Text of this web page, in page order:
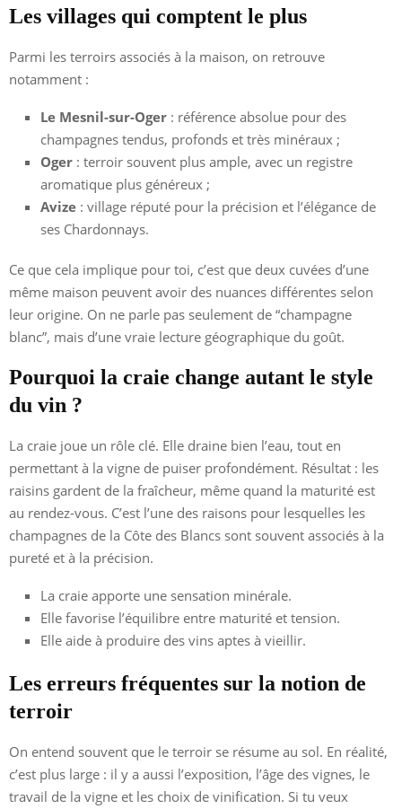
Les villages qui comptent le plus
Parmi les terroirs associés à la maison, on retrouve
notamment :
Le Mesnil-sur-Oger : référence absolue pour des
champagnes tendus, profonds et très minéraux ;
Oger : terroir souvent plus ample, avec un registre
aromatique plus généreux ;
Avize : village réputé pour la précision et l’élégance de
ses Chardonnays.
Ce que cela implique pour toi, c’est que deux cuvées d’une
même maison peuvent avoir des nuances différentes selon
leur origine. On ne parle pas seulement de “champagne
blanc”, mais d’une vraie lecture géographique du goût.
Pourquoi la craie change autant le style
du vin ?
La craie joue un rôle clé. Elle draine bien l’eau, tout en
permettant à la vigne de puiser profondément. Résultat : les
raisins gardent de la fraîcheur, même quand la maturité est
au rendez-vous. C’est l’une des raisons pour lesquelles les
champagnes de la Côte des Blancs sont souvent associés à la
pureté et à la précision.
La craie apporte une sensation minérale.
Elle favorise l’équilibre entre maturité et tension.
Elle aide à produire des vins aptes à vieillir.
Les erreurs fréquentes sur la notion de
terroir
On entend souvent que le terroir se résume au sol. En réalité,
c’est plus large : il y a aussi l’exposition, l’âge des vignes, le
travail de la vigne et les choix de vinification. Si tu veux